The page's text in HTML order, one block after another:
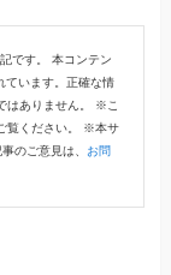
です。 本コンテン
ています。正確な情
はありません。 ※こ
覧ください。 ※本サ
のご意見は、
お問